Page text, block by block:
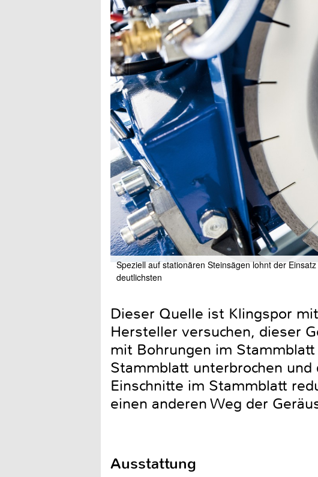
Speziell auf stationären Steinsägen lohnt der
deutlichsten
Dieser Quelle ist Klingspor
Hersteller versuchen, dieser
mit Bohrungen im
Stammblatt unterbrochen
Einschnitte im Stammblatt
einen anderen Weg der
Ausstattung